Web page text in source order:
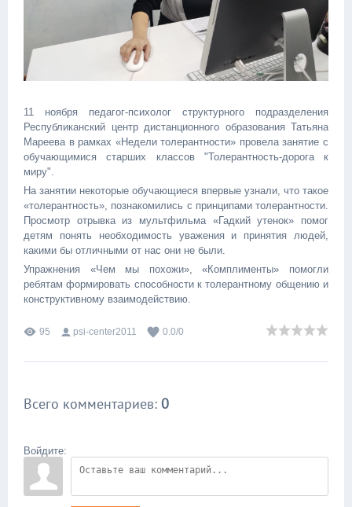
11 ноября педагог-психолог структурного подразделения
Республиканский центр дистанционного образования Татьяна
Мареева в рамках «Недели толерантности» провела занятие с
обучающимися старших классов "Толерантность-дорога к
миру".
На занятии некоторые обучающиеся впервые узнали, что такое
«толерантность», познакомились с принципами толерантности.
Просмотр отрывка из мультфильма «Гадкий утенок» помог
детям понять необходимость уважения и принятия людей,
какими бы отличными от нас они не были.
Упражнения «Чем мы похожи», «Комплименты» помогли
ребятам формировать способности к толерантному общению и
конструктивному взаимодействию.
95 psi-center2011 0.0/0
Всего комментариев: 0
Войдите: